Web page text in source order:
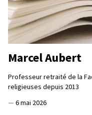
Marcel Aubert
Professeur retraité de la
religieuses depuis 2013
— 6 mai 2026